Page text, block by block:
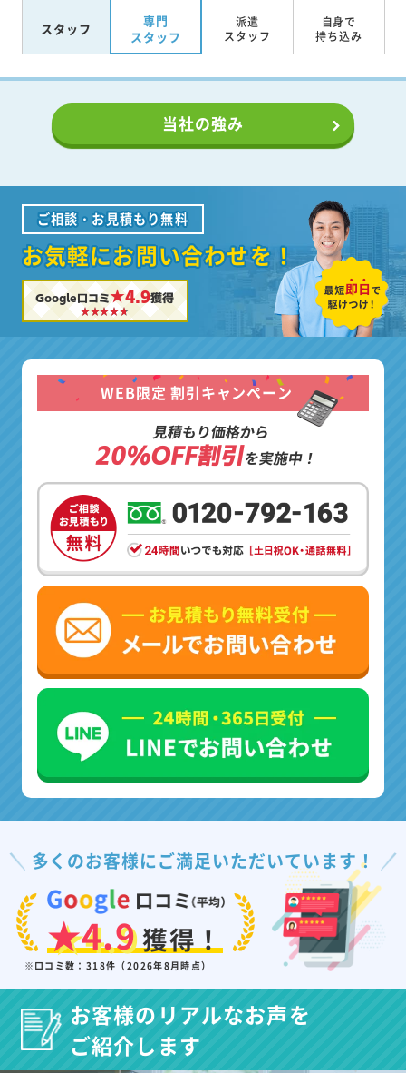
スタッフ
専門
スタッフ
派遣
スタッフ
自身で
持ち込み
当社の強み
ご相談・お見積もり無料
お気軽にお問い合わせを！
Google口コミ★4.9獲得
WEB限定 割引キャンペーン
見積もり価格から
20%OFF割引を実施中！
多くのお客様にご満足いただいています！
★4.9獲得！
※口コミ数：318件（2026年8月時点）
お客様のリアルなお声を
ご紹介します